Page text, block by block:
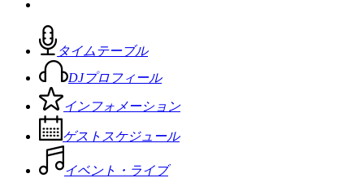
タイムテーブル
DJプロフィール
インフォメーション
ゲストスケジュール
イベント・ライブ